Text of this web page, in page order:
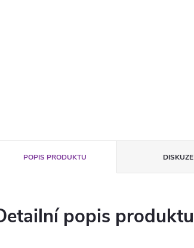
POPIS PRODUKTU DISKUZE
popis produktu